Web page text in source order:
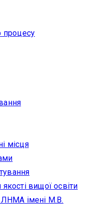
процесу
місця
вищої освіти
ЛНМА імені М.В.